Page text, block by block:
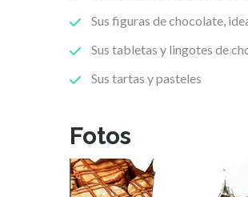
Sus figuras de chocolate,
Sus tabletas y lingotes de
Sus tartas y pasteles
Fotos